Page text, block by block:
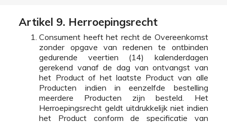
Artikel 9. Herroepingsrecht
Consument heeft het recht de Overeenkomst
zonder opgave van redenen te ontbinden
gedurende veertien (14) kalenderdagen
gerekend vanaf de dag van ontvangst van
het Product of het laatste Product van alle
Producten indien in eenzelfde bestelling
meerdere Producten zijn besteld. Het
Herroepingsrecht geldt uitdrukkelijk niet indien
het Product conform de specificatie van